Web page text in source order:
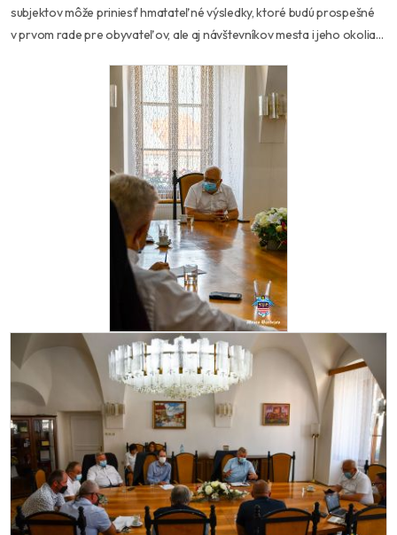
subjektov môže priniesť hmatateľné výsledky, ktoré budú prospešné
v prvom rade pre obyvateľov, ale aj návštevníkov mesta i jeho okolia…